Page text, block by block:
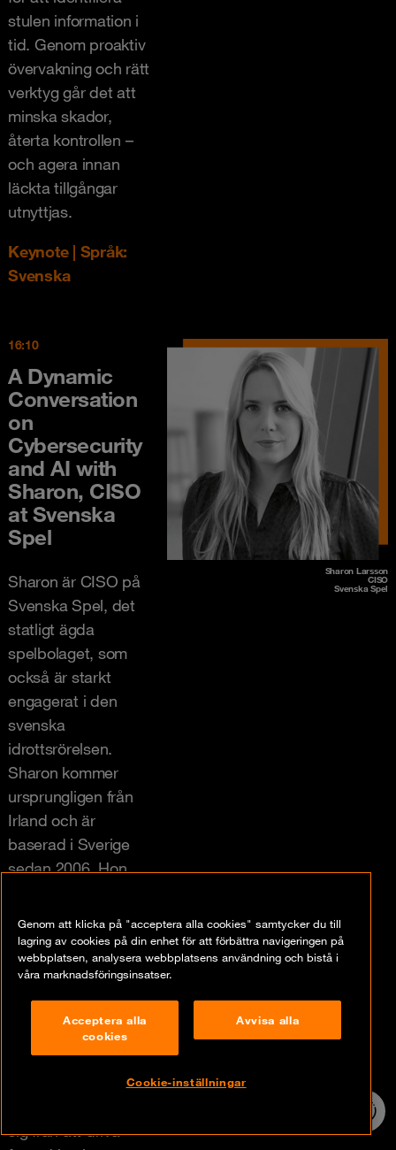
stulen information i
tid. Genom proaktiv
övervakning och rätt
verktyg går det att
minska skador,
återta kontrollen –
och agera innan
läckta tillgångar
utnyttjas.
Keynote | Språk:
Svenska
Sharon Larsson
CISO
Svenska Spel
16:10
A Dynamic
Conversation
on
Cybersecurity
and AI with
Sharon, CISO
at Svenska
Spel
Sharon är CISO på
Svenska Spel, det
statligt ägda
spelbolaget, som
också är starkt
engagerat i den
svenska
idrottsrörelsen.
Sharon kommer
ursprungligen från
Irland och är
baserad i Sverige
sedan 2006. Hon
och
driftsorganisationer i
20 år med ett brett
spektrum av roller,
ledarskaps- och
strategiska
positioner. Hennes
sig från att driva
Genom att klicka på "acceptera alla cookies" samtycker du till
lagring av cookies på din enhet för att förbättra navigeringen på
webbplatsen, analysera webbplatsens användning och bistå i
våra marknadsföringsinsatser.
Acceptera alla
cookies
Avvisa alla
Cookie-inställningar